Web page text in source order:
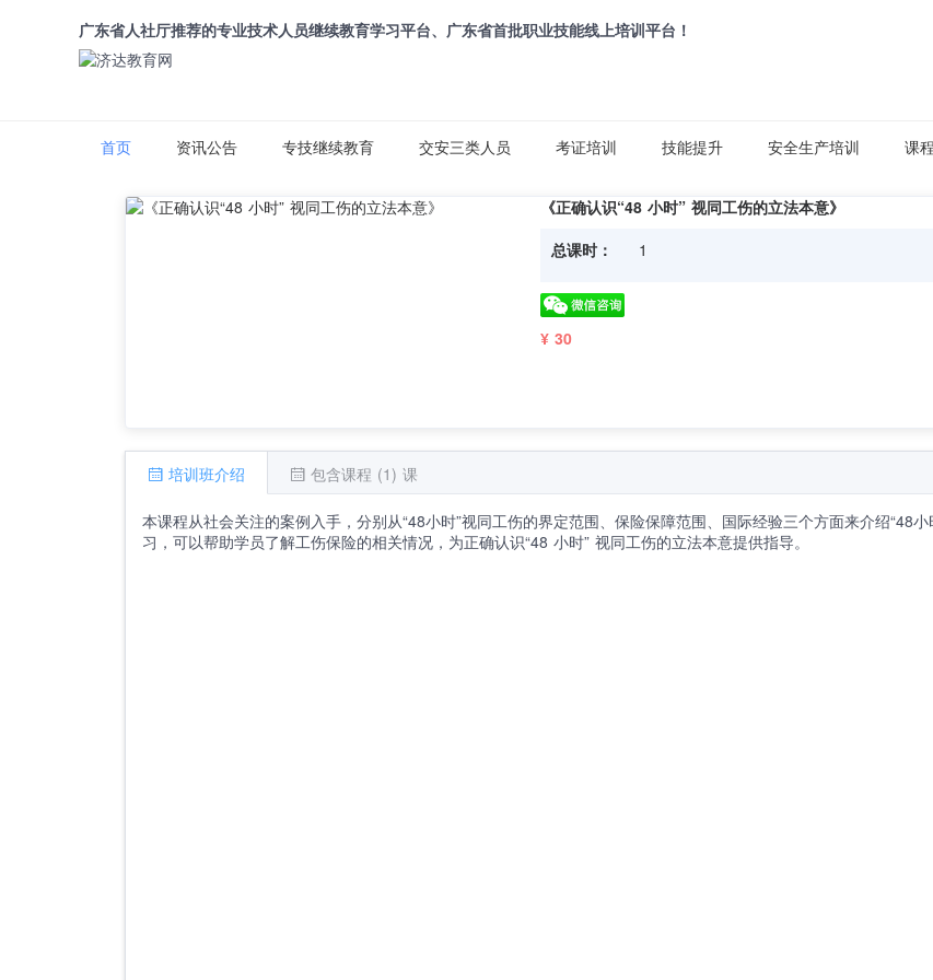
广东省人社厅推荐的专业技术人员继续教育学习平台、广东省首批职业技能线上培训平台！
首页 资讯公告 专技继续教育 交安三类人员 考证培训 技能提升 安全生产培训 课
《正确认识“48 小时” 视同工伤的立法本意》
总课时：
1
¥ 30
培训班介绍 包含课程 (1) 课
本课程从社会关注的案例入手，分别从“48小时”视同工伤的界定范围、保险保障范围、国际经验三个方面来介绍“48
习，可以帮助学员了解工伤保险的相关情况，为正确认识“48 小时” 视同工伤的立法本意提供指导。